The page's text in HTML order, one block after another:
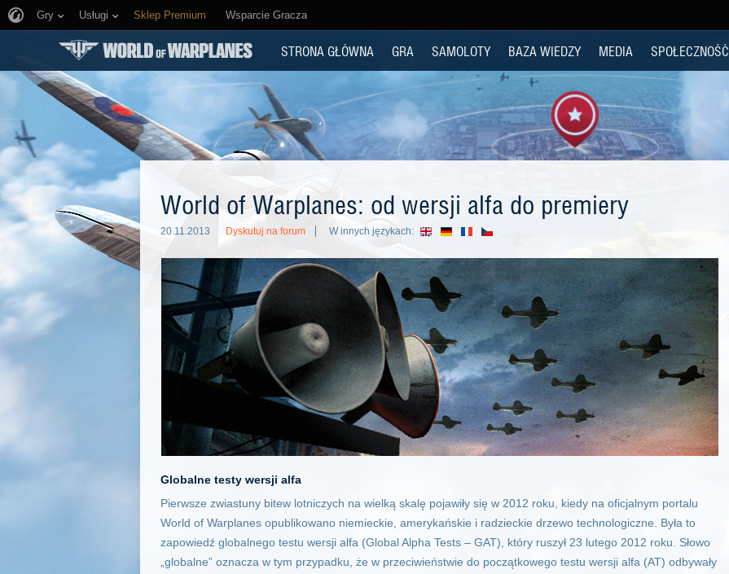
Gry Usługi Sklep Premium Wsparcie Gracza
STRONA GŁÓWNA GRA SAMOLOTY BAZA WIEDZY MEDIA SPOŁECZNOŚĆ
World of Warplanes: od wersji alfa do premiery
20.11.2013 Dyskutuj na forum W innych językach:
Globalne testy wersji alfa
Pierwsze zwiastuny bitew lotniczych na wielką skalę pojawiły się w 2012 roku, kiedy na oficjalnym portalu
World of Warplanes opublikowano niemieckie, amerykańskie i radzieckie drzewo technologiczne. Była to
zapowiedź globalnego testu wersji alfa (Global Alpha Tests – GAT), który ruszył 23 lutego 2012 roku. Słowo
„globalne” oznacza w tym przypadku, że w przeciwieństwie do początkowego testu wersji alfa (AT) odbywały